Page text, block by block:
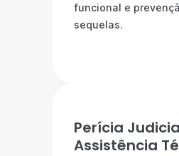
funcional e
sequelas.
Perícia
Assistência